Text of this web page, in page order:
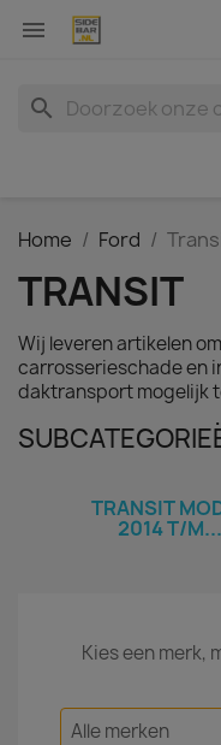

search
Home Ford
TRANSIT
Wij leveren artikelen
carrosserieschade en
daktransport mogelijk
TRANSIT
2014 T/M...
Kies een merk,
Alle merken